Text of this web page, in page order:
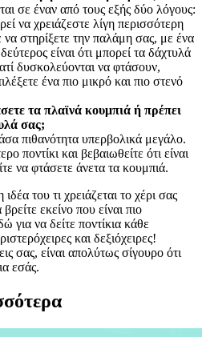
σε έναν από τους εξής δύο λόγους:
να χρειάζεστε λίγη περισσότερη
στηρίξετε την παλάμη σας, με ένα
είναι ότι μπορεί τα δάχτυλά
δυσκολεύονται να φτάσουν,
ένα πιο μικρό και πιο στενό
τα πλαϊνά κουμπιά ή πρέπει
σας;
πιθανότητα υπερβολικά μεγάλο.
ποντίκι και βεβαιωθείτε ότι είναι
να φτάσετε άνετα τα κουμπιά.
του τι χρειάζεται το χέρι σας
εκείνο που είναι πιο
για να δείτε ποντίκια κάθε
και δεξιόχειρες!
σας, είναι απολύτως σίγουρο ότι
εσάς.